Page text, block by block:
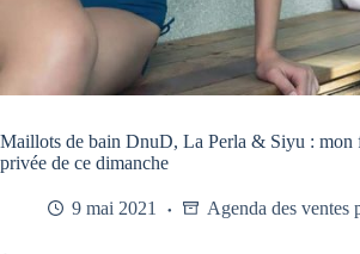
Maillots de bain DnuD, La Perla & Siyu : mon
privée de ce dimanche
9 mai 2021 Agenda des ventes